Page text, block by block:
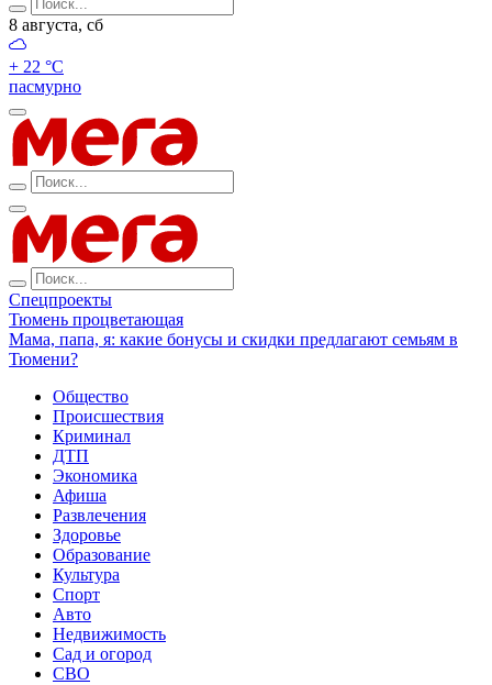
8 августа, сб
+ 22 °С
пасмурно
Спецпроекты
Тюмень процветающая
Мама, папа, я: какие бонусы и скидки предлагают семьям в
Тюмени?
Общество
Происшествия
Криминал
ДТП
Экономика
Афиша
Развлечения
Здоровье
Образование
Культура
Спорт
Авто
Недвижимость
Сад и огород
СВО